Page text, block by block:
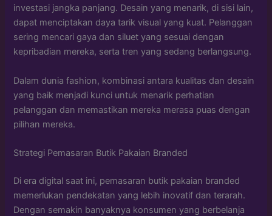
investasi jangka panjang. Desain yang menarik, di sisi lain,
dapat menciptakan daya tarik visual yang kuat. Pelanggan
sering mencari gaya dan siluet yang sesuai dengan
kepribadian mereka, serta tren yang sedang berlangsung.
Dalam dunia fashion, kombinasi antara kualitas dan desain
yang baik menjadi kunci untuk menarik perhatian
pelanggan dan memastikan mereka merasa puas dengan
pilihan mereka.
Strategi Pemasaran Butik Pakaian Branded
Di era digital saat ini, pemasaran butik pakaian branded
memerlukan pendekatan yang lebih inovatif dan terarah.
Dengan semakin banyaknya konsumen yang berbelanja